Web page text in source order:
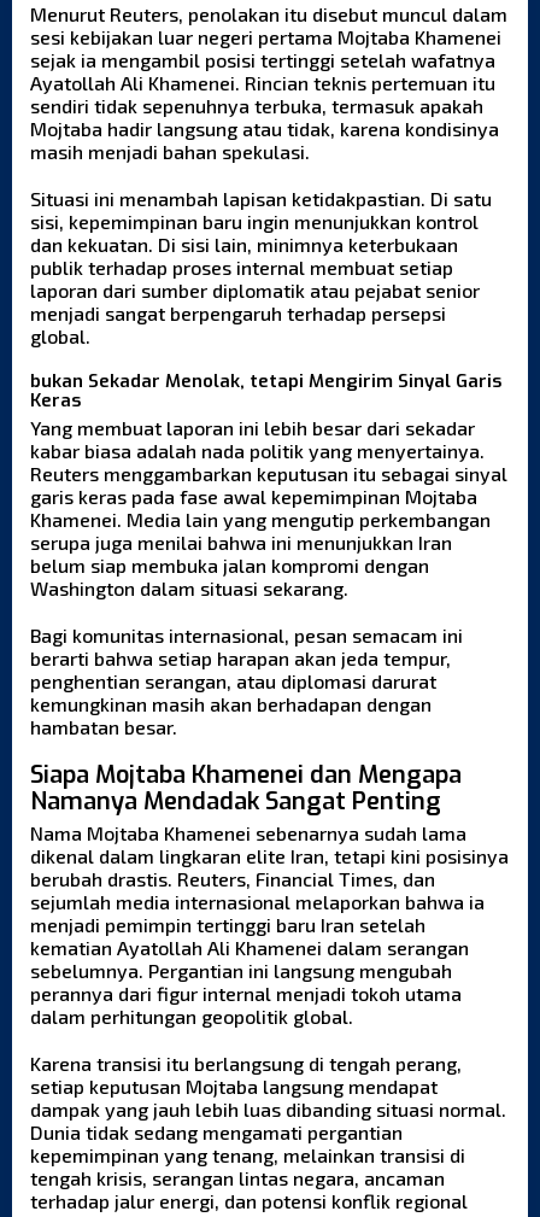
Menurut Reuters, penolakan itu disebut muncul dalam
sesi kebijakan luar negeri pertama Mojtaba Khamenei
sejak ia mengambil posisi tertinggi setelah wafatnya
Ayatollah Ali Khamenei. Rincian teknis pertemuan itu
sendiri tidak sepenuhnya terbuka, termasuk apakah
Mojtaba hadir langsung atau tidak, karena kondisinya
masih menjadi bahan spekulasi.
Situasi ini menambah lapisan ketidakpastian. Di satu
sisi, kepemimpinan baru ingin menunjukkan kontrol
dan kekuatan. Di sisi lain, minimnya keterbukaan
publik terhadap proses internal membuat setiap
laporan dari sumber diplomatik atau pejabat senior
menjadi sangat berpengaruh terhadap persepsi
global.
bukan Sekadar Menolak, tetapi Mengirim Sinyal Garis
Keras
Yang membuat laporan ini lebih besar dari sekadar
kabar biasa adalah nada politik yang menyertainya.
Reuters menggambarkan keputusan itu sebagai sinyal
garis keras pada fase awal kepemimpinan Mojtaba
Khamenei. Media lain yang mengutip perkembangan
serupa juga menilai bahwa ini menunjukkan Iran
belum siap membuka jalan kompromi dengan
Washington dalam situasi sekarang.
Bagi komunitas internasional, pesan semacam ini
berarti bahwa setiap harapan akan jeda tempur,
penghentian serangan, atau diplomasi darurat
kemungkinan masih akan berhadapan dengan
hambatan besar.
Siapa Mojtaba Khamenei dan Mengapa
Namanya Mendadak Sangat Penting
Nama Mojtaba Khamenei sebenarnya sudah lama
dikenal dalam lingkaran elite Iran, tetapi kini posisinya
berubah drastis. Reuters, Financial Times, dan
sejumlah media internasional melaporkan bahwa ia
menjadi pemimpin tertinggi baru Iran setelah
kematian Ayatollah Ali Khamenei dalam serangan
sebelumnya. Pergantian ini langsung mengubah
perannya dari figur internal menjadi tokoh utama
dalam perhitungan geopolitik global.
Karena transisi itu berlangsung di tengah perang,
setiap keputusan Mojtaba langsung mendapat
dampak yang jauh lebih luas dibanding situasi normal.
Dunia tidak sedang mengamati pergantian
kepemimpinan yang tenang, melainkan transisi di
tengah krisis, serangan lintas negara, ancaman
terhadap jalur energi, dan potensi konflik regional